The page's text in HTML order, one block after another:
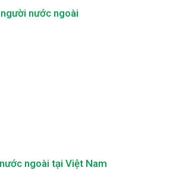
nước ngoài
ngoài tại Việt Nam